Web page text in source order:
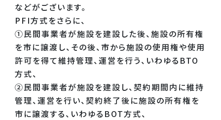
などがございます。
PFI方式をさらに、
①民間事業者が施設を建設した後、施設の所有権
を市に譲渡し、その後、市から施設の使用権や使用
許可を得て維持管理、運営を行う、いわゆるBTO
方式、
②民間事業者が施設を建設し、契約期間内に維持
管理、運営を行い、契約終了後に施設の所有権を
市に譲渡する、いわゆるBOT方式、